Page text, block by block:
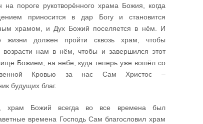
на пороге рукотворённого храма Божия, когда
приносится в дар Богу и становится
храмом, и Дух Божий поселяется в нём. И
должен пройти сквозь храм, чтобы
возрасти нам в нём, чтобы и завершился этот
Божием, на небе, куда теперь уже вошёл со
Кровью за нас Сам Христос –
будущих благ.
храм Божий всегда во все времена был
времена Господь Сам благословил храм